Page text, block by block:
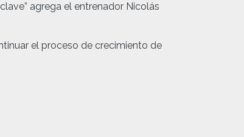
agrega el entrenador Nicolás
el proceso de crecimiento de